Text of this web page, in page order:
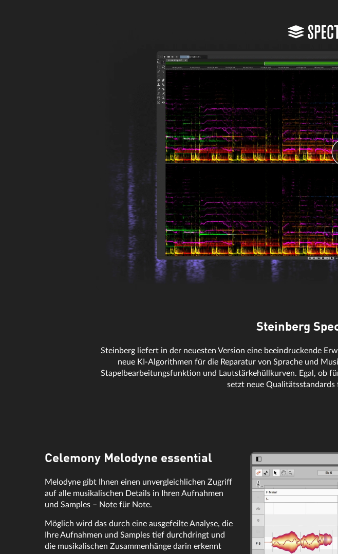
Steinberg
Steinberg liefert in der neuesten Version eine beeindruckende
neue KI-Algorithmen für die Reparatur von Sprache und
Stapelbearbeitungsfunktion und Lautstärkehüllkurven. Egal, ob
setzt neue
Celemony Melodyne essential
Melodyne gibt Ihnen einen unvergleichlichen Zugriff
auf alle musikalischen Details in Ihren Aufnahmen
und Samples – Note für Note.
Möglich wird das durch eine ausgefeilte Analyse, die
Ihre Aufnahmen und Samples tief durchdringt und
die musikalischen Zusammenhänge darin erkennt